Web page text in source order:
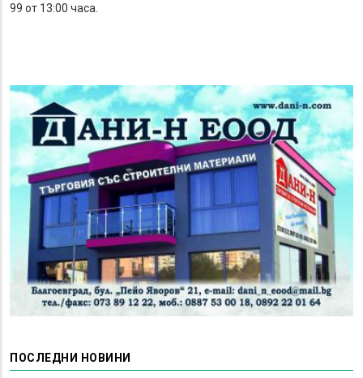
99 от 13:00 часа.
ПОСЛЕДНИ НОВИНИ